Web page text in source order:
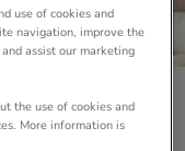
la Clinique
Ty Glas
use of cookies and
navigation, improve the
assist our marketing
the use of cookies and
More information is